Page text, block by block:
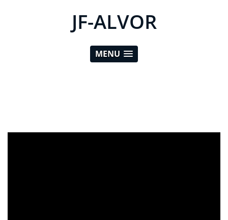
JF-ALVOR
MENU